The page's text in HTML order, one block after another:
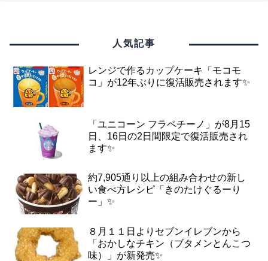
人気記事
レンジで作るカップケーキ「モコモ
コ」が12年ぶりに復活販売されます✨
「ユニコーン フラペチーノ」が8月15
日、16日の2日間限定で復活販売され
ます✨
約7,905通り以上の組み合わせの新し
い食べ方レシピ「きのたけぐるーり
ー」✨
８月１１日よりセブンイレブンから
「おかしなチキン（ブタメンとんこつ
味）」が新発売✨